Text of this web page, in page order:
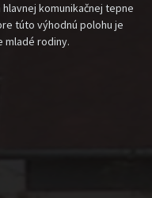
komunikačnej tepne
túto výhodnú polohu je
mladé rodiny.